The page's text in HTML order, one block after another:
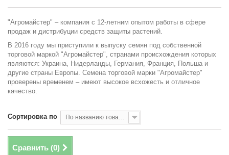
"Агромайстер" – компания с 12-летним опытом работы в сфере
продаж и дистрибуции средств защиты растений.
В 2016 году мы приступили к выпуску семян под собственной
торговой маркой "Агромайстер", странами происхождения которых
являются: Украина, Нидерланды, Германия, Франция, Польша и
другие страны Европы. Семена торговой марки "Агромайстер"
проверены временем – имеют высокое всхожесть и отличное
качество.
Сортировка по По названию товара, от А до Я
Сравнить (0)